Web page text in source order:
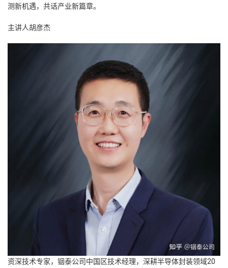
测新机遇，共话产业新篇章。
主讲人胡彦杰
资深技术专家，铟泰公司中国区技术经理，深耕半导体封装领域20